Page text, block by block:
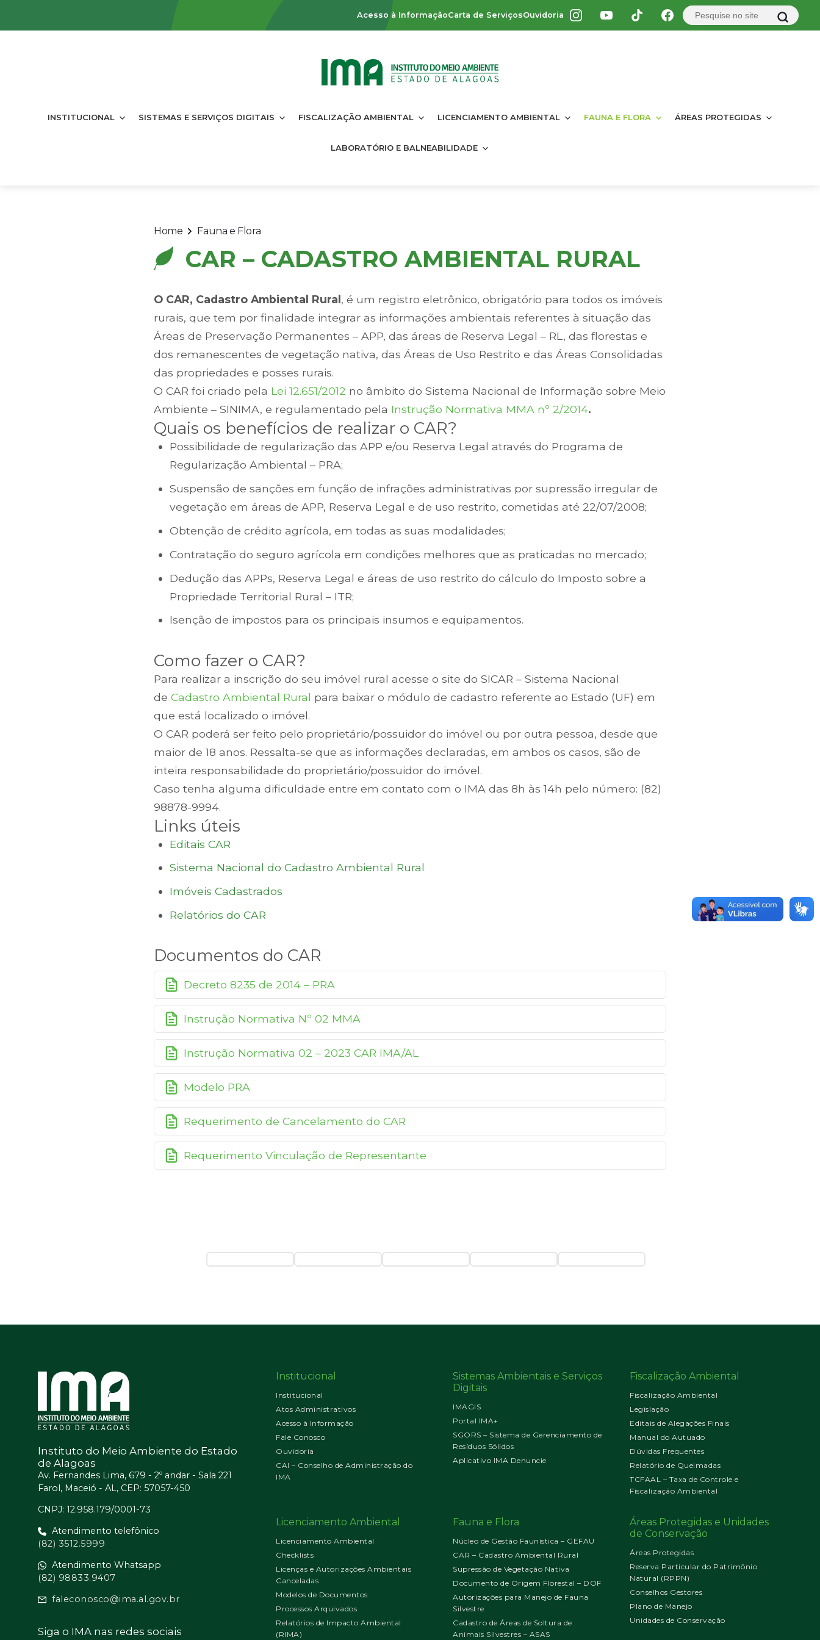
Acesso à InformaçãoCarta de ServiçosOuvidoria
INSTITUCIONAL SISTEMAS E SERVIÇOS DIGITAIS FISCALIZAÇÃO AMBIENTAL LICENCIAMENTO AMBIENTAL FAUNA E FLORA ÁREAS PROTEGIDAS
LABORATÓRIO E BALNEABILIDADE
Home Fauna e Flora
CAR – CADASTRO AMBIENTAL RURAL
O CAR, Cadastro Ambiental Rural , é um registro eletrônico, obrigatório para todos os imóveis
rurais, que tem por finalidade integrar as informações ambientais referentes à situação das
Áreas de Preservação Permanentes – APP, das áreas de Reserva Legal – RL, das florestas e
dos remanescentes de vegetação nativa, das Áreas de Uso Restrito e das Áreas Consolidadas
das propriedades e posses rurais.
O CAR foi criado pela Lei 12.651/2012 no âmbito do Sistema Nacional de Informação sobre Meio
Ambiente – SINIMA, e regulamentado pela Instrução Normativa MMA nº 2/2014.
Quais os benefícios de realizar o CAR?
Possibilidade de regularização das APP e/ou Reserva Legal através do Programa de
Regularização Ambiental – PRA;
Suspensão de sanções em função de infrações administrativas por supressão irregular de
vegetação em áreas de APP, Reserva Legal e de uso restrito, cometidas até 22/07/2008;
Obtenção de crédito agrícola, em todas as suas modalidades;
Contratação do seguro agrícola em condições melhores que as praticadas no mercado;
Dedução das APPs, Reserva Legal e áreas de uso restrito do cálculo do Imposto sobre a
Propriedade Territorial Rural – ITR;
Isenção de impostos para os principais insumos e equipamentos.
Como fazer o CAR?
Para realizar a inscrição do seu imóvel rural acesse o site do SICAR – Sistema Nacional
de Cadastro Ambiental Rural para baixar o módulo de cadastro referente ao Estado (UF) em
que está localizado o imóvel.
O CAR poderá ser feito pelo proprietário/possuidor do imóvel ou por outra pessoa, desde que
maior de 18 anos. Ressalta-se que as informações declaradas, em ambos os casos, são de
inteira responsabilidade do proprietário/possuidor do imóvel.
Caso tenha alguma dificuldade entre em contato com o IMA das 8h às 14h pelo número: (82)
98878-9994.
Links úteis
Editais CAR
Sistema Nacional do Cadastro Ambiental Rural
Imóveis Cadastrados
Relatórios do CAR
Documentos do CAR
Decreto 8235 de 2014 – PRA
Instrução Normativa Nº 02 MMA
Instrução Normativa 02 – 2023 CAR IMA/AL
Modelo PRA
Requerimento de Cancelamento do CAR
Requerimento Vinculação de Representante
Instituto do Meio Ambiente do Estado
de Alagoas
Av. Fernandes Lima, 679 - 2º andar - Sala 221
Farol, Maceió - AL, CEP: 57057-450
CNPJ: 12.958.179/0001-73
Atendimento telefônico
(82) 3512.5999
Atendimento Whatsapp
(82) 98833.9407
faleconosco@ima.al.gov.br
Siga o IMA nas redes sociais
Institucional
Institucional
Atos Administrativos
Acesso à Informação
Fale Conosco
Ouvidoria
CAI – Conselho de Administração do
IMA
Sistemas Ambientais e Serviços
Digitais
IMAGIS
Portal IMA+
SGORS – Sistema de Gerenciamento de
Resíduos Sólidos
Aplicativo IMA Denuncie
Fiscalização Ambiental
Fiscalização Ambiental
Legislação
Editais de Alegações Finais
Manual do Autuado
Dúvidas Frequentes
Relatório de Queimadas
TCFAAL – Taxa de Controle e
Fiscalização Ambiental
Licenciamento Ambiental
Licenciamento Ambiental
Checklists
Licenças e Autorizações Ambientais
Canceladas
Modelos de Documentos
Processos Arquivados
Relatórios de Impacto Ambiental
(RIMA)
Fauna e Flora
Núcleo de Gestão Faunística – GEFAU
CAR – Cadastro Ambiental Rural
Supressão de Vegetação Nativa
Documento de Origem Florestal – DOF
Autorizações para Manejo de Fauna
Silvestre
Cadastro de Áreas de Soltura de
Animais Silvestres – ASAS
Áreas Protegidas e Unidades
de Conservação
Áreas Protegidas
Reserva Particular do Patrimônio
Natural (RPPN)
Conselhos Gestores
Plano de Manejo
Unidades de Conservação